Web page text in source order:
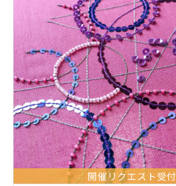
開催リクエスト受